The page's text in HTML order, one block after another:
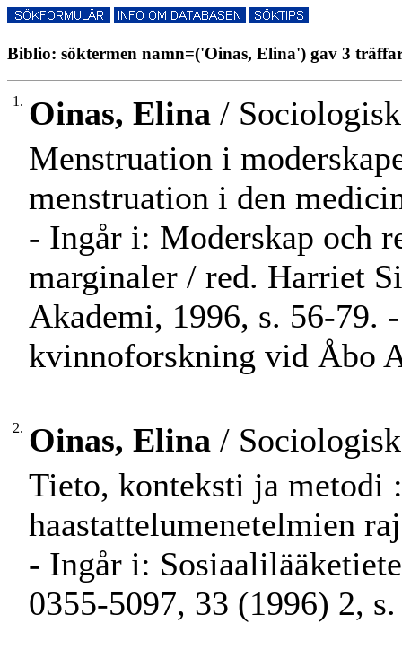
Biblio: söktermen namn=('Oinas, Elina') gav 3
1. Oinas, Elina /
Menstruation i
menstruation i den
- Ingår i: Moderskap och
marginaler / red. Harriet
Akademi, 1996, s. 56-79.
kvinnoforskning vid Åbo
2. Oinas, Elina /
Tieto, konteksti ja metodi
haastattelumenetelmien
- Ingår i:
0355-5097, 33 (1996) 2,